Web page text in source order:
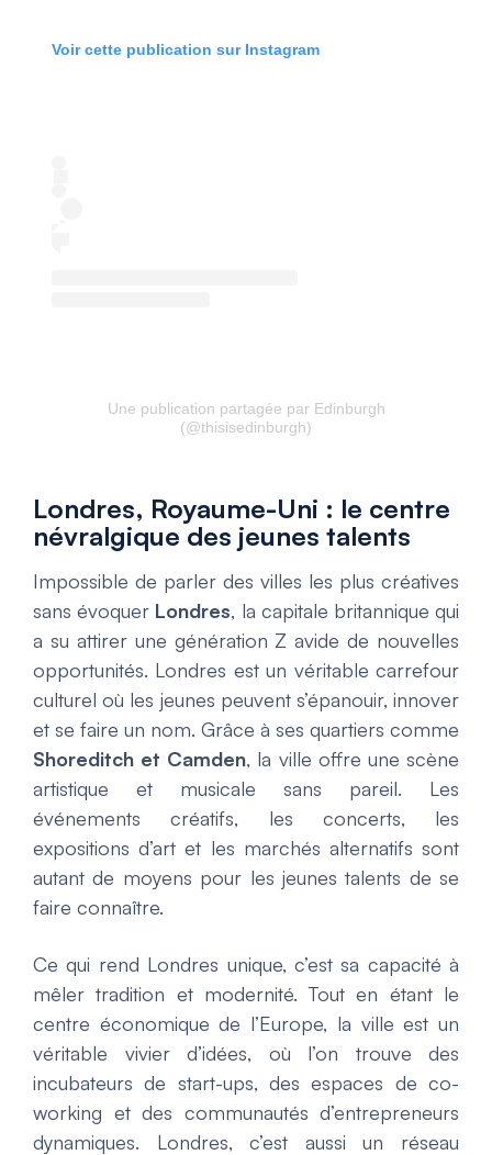
Voir cette publication sur Instagram
Une publication partagée par Edinburgh
(@thisisedinburgh)
Londres, Royaume-Uni : le centre
névralgique des jeunes talents
Impossible de parler des villes les plus créatives
sans évoquer Londres, la capitale britannique qui
a su attirer une génération Z avide de nouvelles
opportunités. Londres est un véritable carrefour
culturel où les jeunes peuvent s’épanouir, innover
et se faire un nom. Grâce à ses quartiers comme
Shoreditch et Camden, la ville offre une scène
artistique et musicale sans pareil. Les
événements créatifs, les concerts, les
expositions d’art et les marchés alternatifs sont
autant de moyens pour les jeunes talents de se
faire connaître.
Ce qui rend Londres unique, c’est sa capacité à
mêler tradition et modernité. Tout en étant le
centre économique de l’Europe, la ville est un
véritable vivier d’idées, où l’on trouve des
incubateurs de start-ups, des espaces de co-
working et des communautés d’entrepreneurs
dynamiques. Londres, c’est aussi un réseau